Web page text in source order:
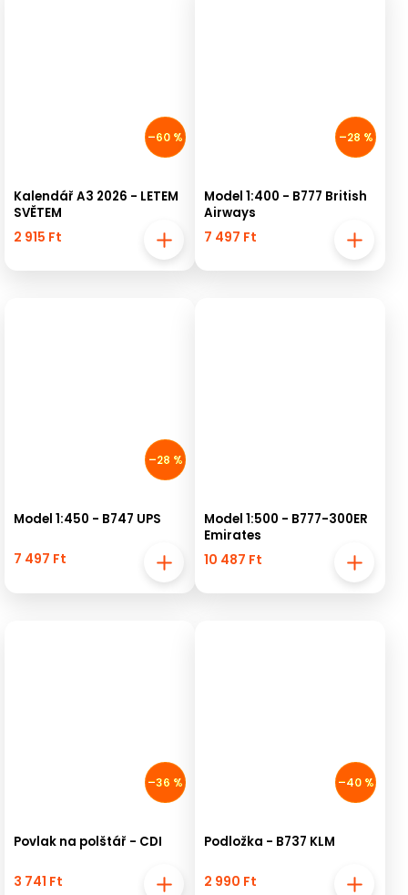
–60 %
Kalendář A3 2026 - LETEM
SVĚTEM
2 915 Ft
–28 %
Model 1:400 - B777 British
Airways
7 497 Ft
–28 %
Model 1:450 - B747 UPS
7 497 Ft
Model 1:500 - B777-300ER
Emirates
10 487 Ft
–36 %
Povlak na polštář - CDI
3 741 Ft
–40 %
Podložka - B737 KLM
2 990 Ft